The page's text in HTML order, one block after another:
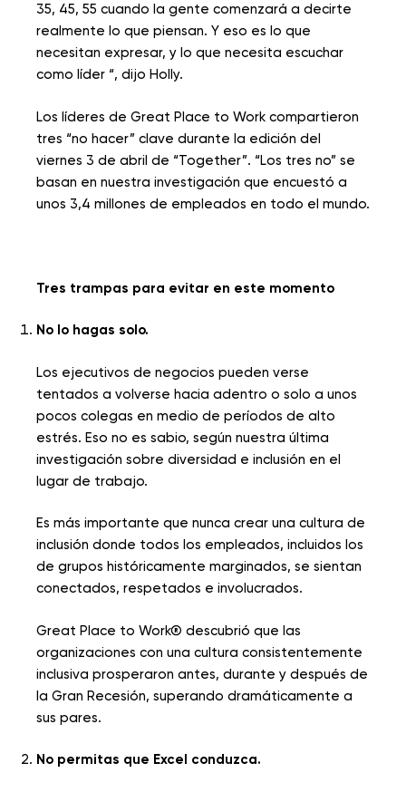
35, 45, 55 cuando la gente comenzará a decirte
realmente lo que piensan. Y eso es lo que
necesitan expresar, y lo que necesita escuchar
como líder “, dijo Holly.
Los líderes de Great Place to Work compartieron
tres “no hacer” clave durante la edición del
viernes 3 de abril de “Together”. “Los tres no” se
basan en nuestra investigación que encuestó a
unos 3,4 millones de empleados en todo el mundo.
Tres trampas para evitar en este momento
No lo hagas solo.
Los ejecutivos de negocios pueden verse
tentados a volverse hacia adentro o solo a unos
pocos colegas en medio de períodos de alto
estrés. Eso no es sabio, según nuestra última
investigación sobre diversidad e inclusión en el
lugar de trabajo.
Es más importante que nunca crear una cultura de
inclusión donde todos los empleados, incluidos los
de grupos históricamente marginados, se sientan
conectados, respetados e involucrados.
Great Place to Work® descubrió que las
organizaciones con una cultura consistentemente
inclusiva prosperaron antes, durante y después de
la Gran Recesión, superando dramáticamente a
sus pares.
No permitas que Excel conduzca.